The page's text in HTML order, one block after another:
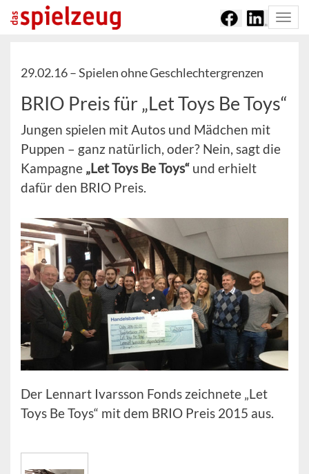
29.02.16 –Spielen ohne Geschlechtergrenzen
BRIO Preis für „Let Toys Be Toys“
Jungen spielen mit Autos und Mädchen mit
Puppen – ganz natürlich, oder? Nein, sagt die
Kampagne „Let Toys Be Toys“ und erhielt
dafür den BRIO Preis.
Der Lennart Ivarsson Fonds zeichnete „Let
Toys Be Toys“ mit dem BRIO Preis 2015 aus.